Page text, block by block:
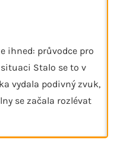
ihned: průvodce pro
Stalo se to v
vydala podivný zvuk,
se začala rozlévat